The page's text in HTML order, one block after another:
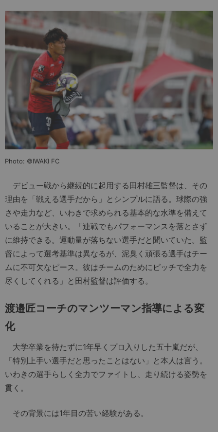
Photo: ©IWAKI FC
デビュー戦から継続的に起用する田村雄三監督は、その
理由を「戦える選手だから」とシンプルに語る。球際の強
さや走力など、いわきで求められる基本的な水準を備えて
いることが大きい。「連戦でもパフォーマンスを落とさず
に維持できる。運動量が落ちない選手だと聞いていた。監
督によって選考基準は異なるが、泥臭く頑張る選手はチー
ムに不可欠なピース。彼はチームのためにピッチで全力を
尽くしてくれる」と田村監督は評価する。
渡邉匠コーチのマンツーマン指導による変
化
大学卒業を待たずに1年早くプロ入りした五十嵐だが、
「特別上手い選手だと思ったことはない」と本人は言う。
いわきの選手らしく全力でファイトし、走り続ける姿勢を
貫く。
その背景には1年目の苦い経験がある。